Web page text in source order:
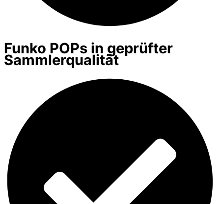
Funko POPs in geprüfter
Sammlerqualität